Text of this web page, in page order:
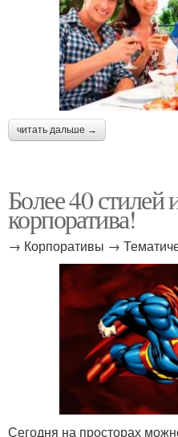
читать дальше →
Более 40 стилей
корпоратива!
→ Корпоративы →
Сегодня на просторах